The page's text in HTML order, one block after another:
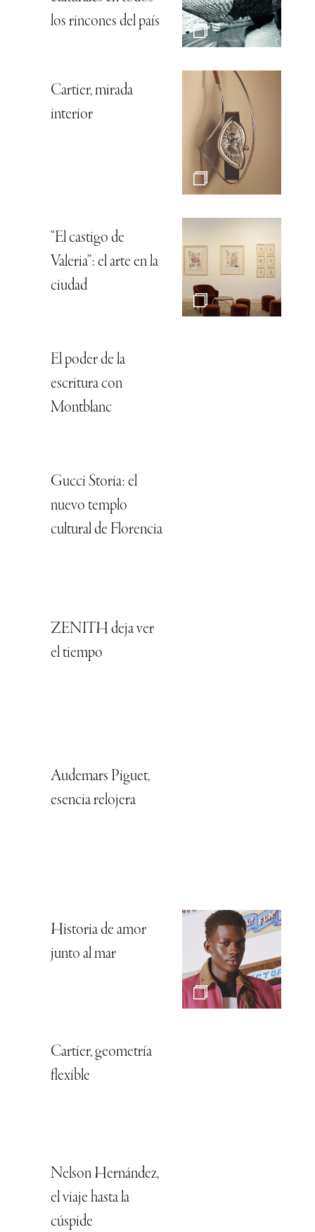
los rincones del país
Cartier, mirada
interior
“El castigo de
Valeria”: el arte en la
ciudad
El poder de la
escritura con
Montblanc
Gucci Storia: el
nuevo templo
cultural de Florencia
ZENITH deja ver
el tiempo
Audemars Piguet,
esencia relojera
Historia de amor
junto al mar
Cartier, geometría
flexible
Nelson Hernández,
el viaje hasta la
cúspide